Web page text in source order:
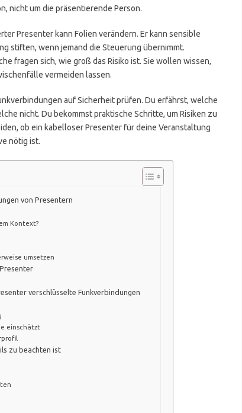
nicht um die präsentierende Person.
Presenter kann Folien verändern. Er kann sensible
stiften, wenn jemand die Steuerung übernimmt.
fragen sich, wie groß das Risiko ist. Sie wollen wissen,
vermeiden lassen.
auf Sicherheit prüfen. Du erfährst, welche
nicht. Du bekommst praktische Schritte, um Risiken zu
ob ein kabelloser Presenter für deine Veranstaltung
nötig ist.
von Presentern
Kontext?
umsetzen
verschlüsselte Funkverbindungen
einschätzt
zu beachten ist